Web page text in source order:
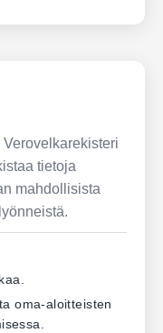
tietoja
mahdollisista
oma-aloitteisten